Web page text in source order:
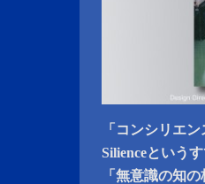
「コンシリエ
Silienceという
「無意識の知